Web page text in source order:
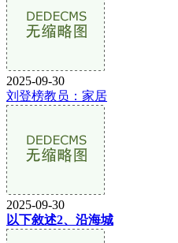
2025-09-30
刘登榜教员：家居
2025-09-30
以下敘述2、沿海城